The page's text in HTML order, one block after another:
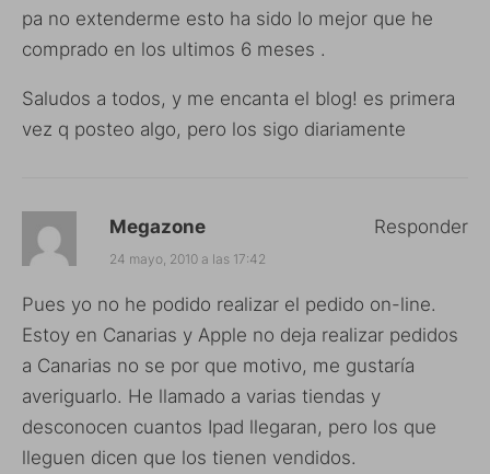
pa no extenderme esto ha sido lo mejor que he
comprado en los ultimos 6 meses .
Saludos a todos, y me encanta el blog! es primera
vez q posteo algo, pero los sigo diariamente
Megazone
24 mayo, 2010 a las 17:42
Pues yo no he podido realizar el pedido on-line.
Estoy en Canarias y Apple no deja realizar pedidos
a Canarias no se por que motivo, me gustaría
averiguarlo. He llamado a varias tiendas y
desconocen cuantos Ipad llegaran, pero los que
lleguen dicen que los tienen vendidos.
Responder